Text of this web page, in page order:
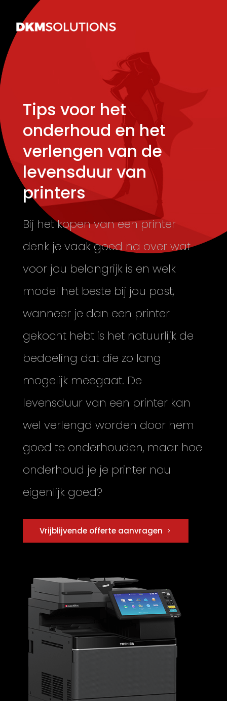
Tips voor het
onderhoud en het
verlengen van de
levensduur van
printers
Bij het kopen van een printer
denk je vaak goed na over wat
voor jou belangrijk is en welk
model het beste bij jou past,
wanneer je dan een printer
gekocht hebt is het natuurlijk de
bedoeling dat die zo lang
mogelijk meegaat. De
levensduur van een printer kan
wel verlengd worden door hem
goed te onderhouden, maar hoe
onderhoud je je printer nou
eigenlijk goed?
Vrijblijvende offerte aanvragen